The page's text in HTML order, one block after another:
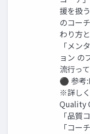
援を扱
のコー
わり方
「メン
ョン の
流行っ
⚫ 参考
※詳し
Quality
「品質
「コー